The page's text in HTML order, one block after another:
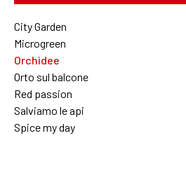
City Garden
Microgreen
Orchidee
Orto sul balcone
Red passion
Salviamo le api
Spice my day